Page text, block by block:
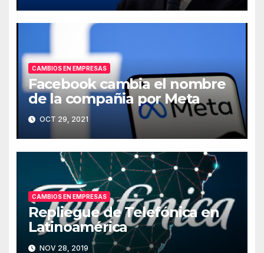
CAMBIOS EN EMPRESAS
Facebook cambia el nombre
de la compañia por Meta
OCT 29, 2021
CAMBIOS EN EMPRESAS
Repliegue de Telefónica en
Latinoamérica
NOV 28, 2019